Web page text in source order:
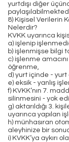
yurtdışı diğer
8) Kişisel Verilerin
Nelerdir?
KVKK uyarınca
a) işlenip
b) işlenmişse bilgi
c) işlenme amacını
öğrenme,
d) yurt içinde - yurt
e) eksik - yanlış
f) KVKK’nın 7.
silinmesini - yok
g) aktarıldığı 3.
uyarınca yapılan
h) münhasıran
aleyhinize bir
i) KVKK’ya aykırı